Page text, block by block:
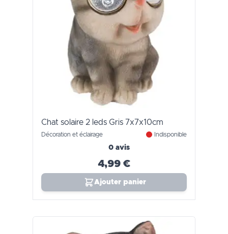
Chat solaire 2 leds Gris 7x7x10cm
Décoration et éclairage Indisponible
0 avis
4,99 €
Ajouter panier